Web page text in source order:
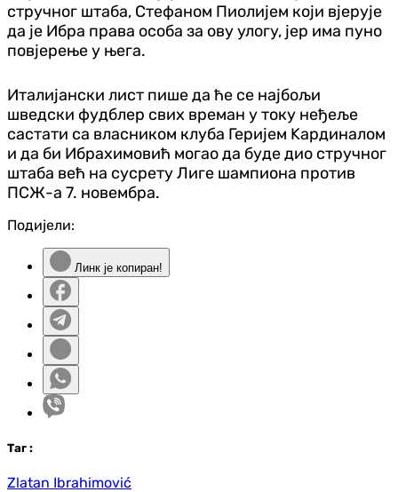
стручног штаба, Стефаном Пиолијем који вјерује
да је Ибра права особа за ову улогу, јер има пуно
повјерење у њега.
Италијански лист пише да ће се најбољи
шведски фудблер свих времан у току неђеље
састати са власником клуба Геријем Kардиналом
и да би Ибрахимовић могао да буде дио стручног
штаба већ на сусрету Лиге шампиона против
ПСЖ-а 7. новембра.
Подијели:
Линк је копиран!
Таг :
Zlatan Ibrahimović